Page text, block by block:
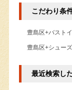
こだわり条
豊島区+バスト
豊島区+シュー
最近検索し